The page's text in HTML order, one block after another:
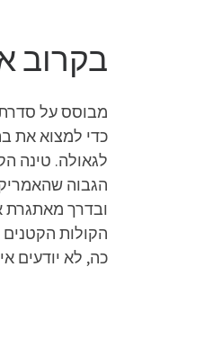
בקרוב אצלי 2024 פרק 3
מבוסס על סדרת
כדי למצוא את
הגבוה
ובדרך מאתגרת
הקולות
כה, לא יודעים